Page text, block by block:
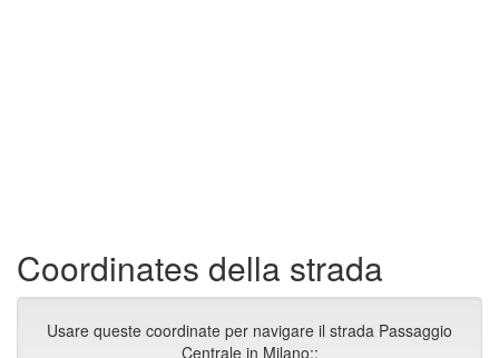
Coordinates della strada
Usare queste coordinate per navigare il strada Passaggio
Centrale in Milano::